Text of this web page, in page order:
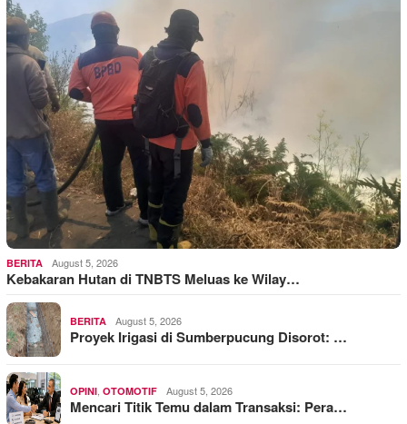
BERITA August 5, 2026
Kebakaran Hutan di TNBTS Meluas ke Wilay…
BERITA August 5, 2026
Proyek Irigasi di Sumberpucung Disorot: …
OPINI OTOMOTIF August 5, 2026
Mencari Titik Temu dalam Transaksi: Pera…